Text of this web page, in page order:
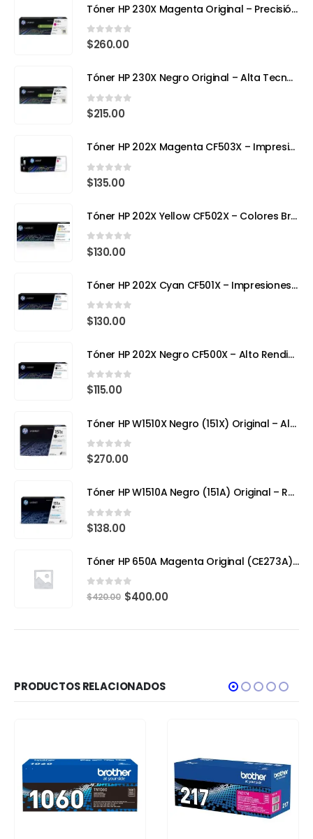
Tóner HP 230X Magenta Original – Precisión, Color y Tecnología Avanzada
0out of 5
$260.00
Tóner HP 230X Negro Original – Alta Tecnología, Máximo Rendimiento
0out of 5
$215.00
Tóner HP 202X Magenta CF503X – Impresión con Color y Precisión Profesional
0out of 5
$135.00
Tóner HP 202X Yellow CF502X – Colores Brillantes, Calidad Profesional
0out of 5
$130.00
Tóner HP 202X Cyan CF501X – Impresiones Vivas y de Alta Precisión
0out of 5
$130.00
Tóner HP 202X Negro CF500X – Alto Rendimiento para Impresoras Láser a Color
0out of 5
$115.00
Tóner HP W1510X Negro (151X) Original – Alto Rendimiento para HP LaserJet Pro
0out of 5
$270.00
Tóner HP W1510A Negro (151A) Original – Rendimiento Eficiente para tu HP LaserJet Pro 4103fdw
0out of 5
$138.00
Tóner HP 650A Magenta Original (CE273A) – Calidad Profesional y Rendimiento Superior
0 out of 5
$420.00 $400.00
PRODUCTOS RELACIONADOS